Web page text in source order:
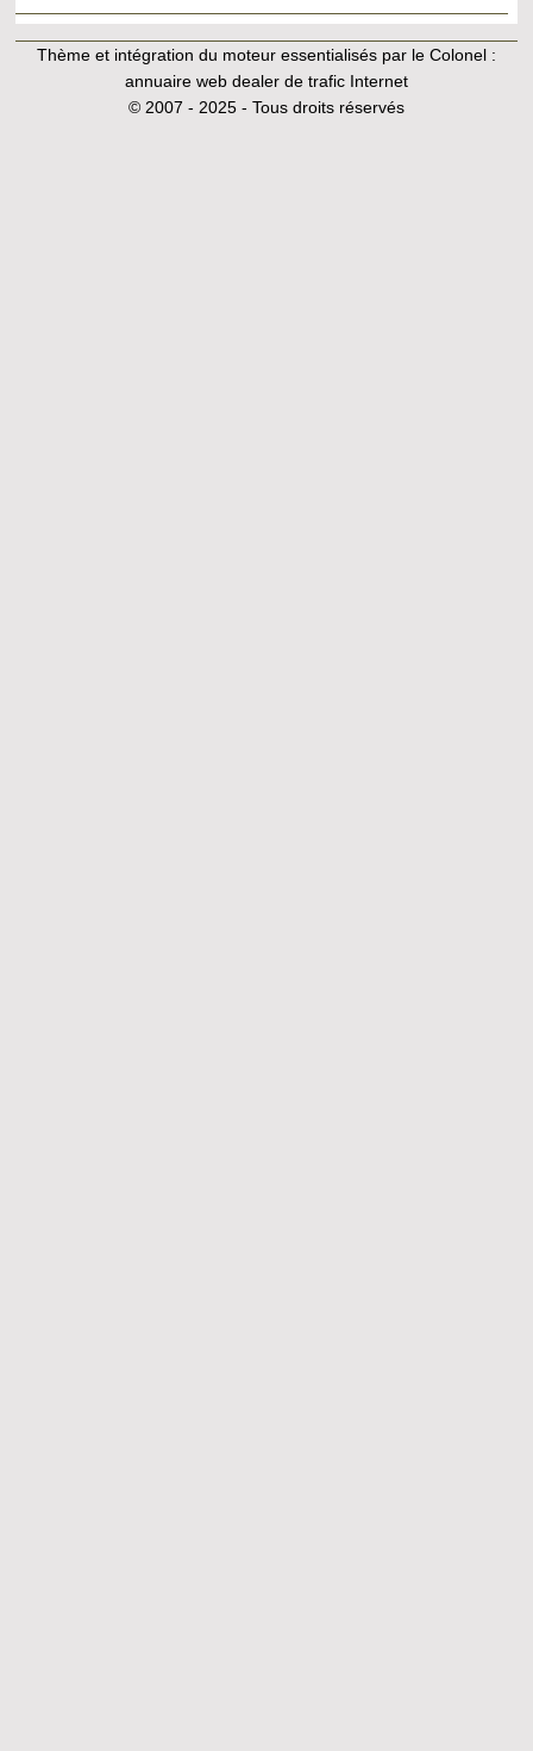
Thème et intégration du moteur essentialisés par le Colonel :
annuaire web dealer de trafic Internet
© 2007 - 2025 - Tous droits réservés